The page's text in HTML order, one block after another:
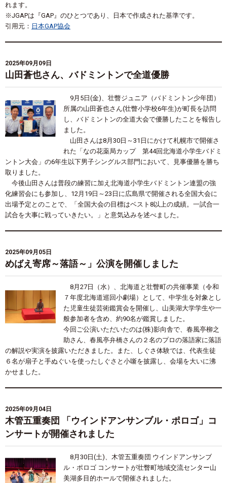
れます。
※JGAPは『GAP』のひとつであり、日本で作成された基準です。
引用元： 日本GAP協会
2025年09月09日
山田蒼也さん、バドミントンで全道優勝
9月 5 日 (金)、壮瞥ジュニア（バドミントン少年団）
所属の山田蒼也さん(壮瞥小学校6年生)が町長を訪問
し、バドミントンの全道大会で優勝したことを報告し
ました。
山田さんは8月 30 日～ 31 日にかけて札幌市で開催さ
れた「なの花薬局カップ 第44回北海道小学生バドミ
ントン大会」の6年生以下男子シングルス部門において、見事優勝を勝ち
取りました。
今後山田さんは普段の練習に加え北海道小学生バドミントン連盟の強
化練習会にも参加し、 12月 19 日～ 23 日に広島県で開催される全国大会に
出場予定とのことで、「全国大会の目標はベスト 8以上の成績。一試合一
試合を大事に戦っていきたい。」と意気込みを述べました。
2025年09月05日
めばえ寄席～落語～」公演を開催しました
8月 27 日（水）、北海道と壮瞥町の共催事業（令和
７年度北海道巡回小劇場）として、中学生を対象とし
た児童生徒芸術鑑賞会を開催し、山美湖大学学生や一
般参加者を含め、約90名が鑑賞しました。
今回ご公演いただいたのは(株)影向舎で、春風亭柳之
助さん、春風亭弁橋さんの２名のプロの落語家に落語
の解説や実演を披露いただきました。また、しぐさ体験では、代表生徒
６名が扇子と手ぬぐいを使ったしぐさと小噺を披露し、会場を大いに沸
かせました。
2025年09月04日
木管五重奏団 「ウインドアンサンブル・ポロゴ」コ
ンサートが開催されました
8月30日(土)、木管五重奏団 ウインドアンサンブ
ル・ポロゴ コンサートが壮瞥町地域交流センター山
美湖多目的ホールで開催されました。